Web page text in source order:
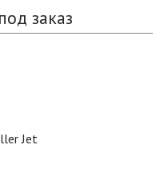
заказ
Jet